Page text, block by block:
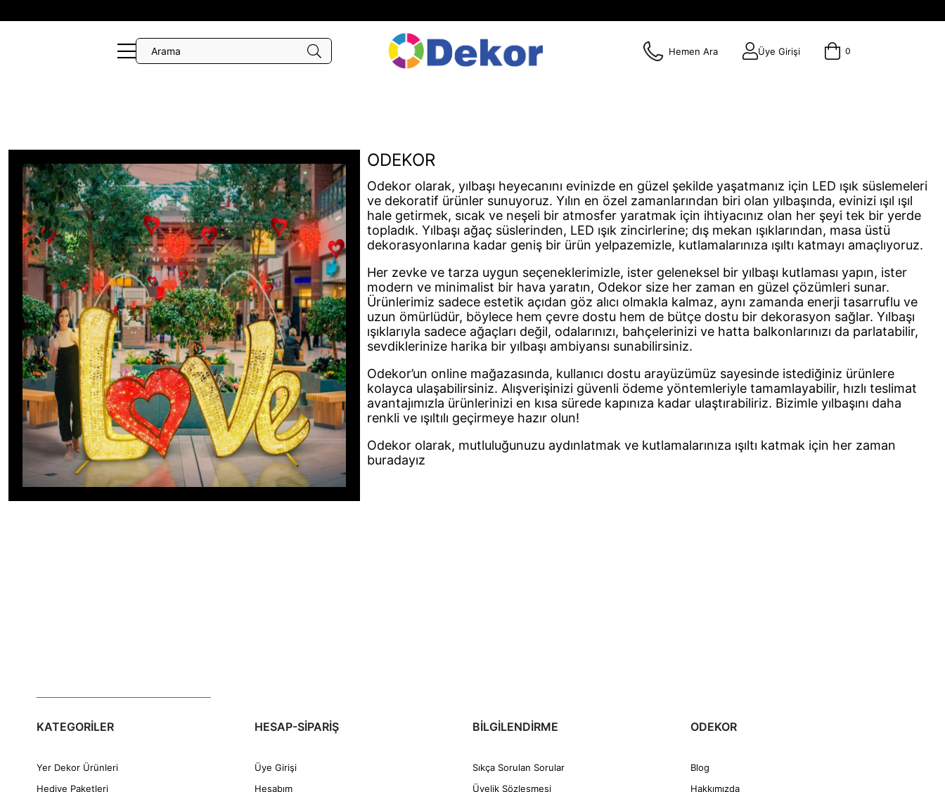
Hemen Ara Üye Girişi 0
ODEKOR
Odekor olarak, yılbaşı heyecanını evinizde en güzel şekilde yaşatmanız için LED ışık süslemeleri
ve dekoratif ürünler sunuyoruz. Yılın en özel zamanlarından biri olan yılbaşında, evinizi ışıl ışıl
hale getirmek, sıcak ve neşeli bir atmosfer yaratmak için ihtiyacınız olan her şeyi tek bir yerde
topladık. Yılbaşı ağaç süslerinden, LED ışık zincirlerine; dış mekan ışıklarından, masa üstü
dekorasyonlarına kadar geniş bir ürün yelpazemizle, kutlamalarınıza ışıltı katmayı amaçlıyoruz.
Her zevke ve tarza uygun seçeneklerimizle, ister geleneksel bir yılbaşı kutlaması yapın, ister
modern ve minimalist bir hava yaratın, Odekor size her zaman en güzel çözümleri sunar.
Ürünlerimiz sadece estetik açıdan göz alıcı olmakla kalmaz, aynı zamanda enerji tasarruflu ve
uzun ömürlüdür, böylece hem çevre dostu hem de bütçe dostu bir dekorasyon sağlar. Yılbaşı
ışıklarıyla sadece ağaçları değil, odalarınızı, bahçelerinizi ve hatta balkonlarınızı da parlatabilir,
sevdiklerinize harika bir yılbaşı ambiyansı sunabilirsiniz.
Odekor’un online mağazasında, kullanıcı dostu arayüzümüz sayesinde istediğiniz ürünlere
kolayca ulaşabilirsiniz. Alışverişinizi güvenli ödeme yöntemleriyle tamamlayabilir, hızlı teslimat
avantajımızla ürünlerinizi en kısa sürede kapınıza kadar ulaştırabiliriz. Bizimle yılbaşını daha
renkli ve ışıltılı geçirmeye hazır olun!
Odekor olarak, mutluluğunuzu aydınlatmak ve kutlamalarınıza ışıltı katmak için her zaman
buradayız
KATEGORİLER
Yer Dekor Ürünleri
Hediye Paketleri
HESAP-SİPARİŞ
Üye Girişi
Hesabım
BİLGİLENDİRME
Sıkça Sorulan Sorular
Üyelik Sözleşmesi
ODEKOR
Blog
Hakkımızda